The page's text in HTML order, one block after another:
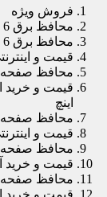
فروش ویژه
محافظ برق 6 خانه همه کاره ولتن
محافظ برق 6 خانه همه کاره ولتن
قیمت و
محافظ صفحه
اینچ
محافظ صفحه
قیمت و
محافظ صفحه
قیمت و خرید
محافظ صفحه